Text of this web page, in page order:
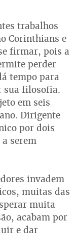
trabalhos
Corinthians e
firmar, pois a
perder
tempo para
sua filosofia.
em seis
Dirigente
por dois
serem
invadem
muitas das
muita
acabam por
e dar